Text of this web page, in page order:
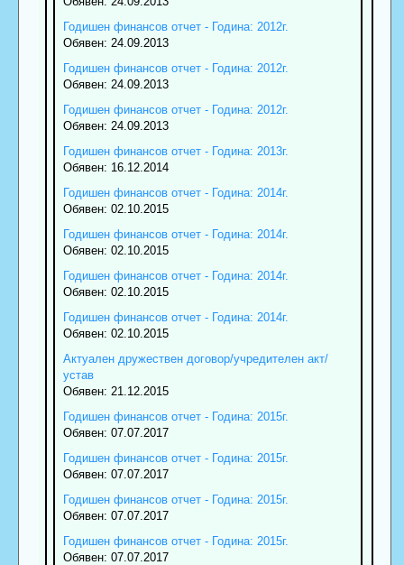
Годишен финансов отчет - Година: 2012г.
Обявен: 24.09.2013
Годишен финансов отчет - Година: 2012г.
Обявен: 24.09.2013
Годишен финансов отчет - Година: 2012г.
Обявен: 24.09.2013
Годишен финансов отчет - Година: 2013г.
Обявен: 16.12.2014
Годишен финансов отчет - Година: 2014г.
Обявен: 02.10.2015
Годишен финансов отчет - Година: 2014г.
Обявен: 02.10.2015
Годишен финансов отчет - Година: 2014г.
Обявен: 02.10.2015
Годишен финансов отчет - Година: 2014г.
Обявен: 02.10.2015
Актуален дружествен договор/учредителен акт/
устав
Обявен: 21.12.2015
Годишен финансов отчет - Година: 2015г.
Обявен: 07.07.2017
Годишен финансов отчет - Година: 2015г.
Обявен: 07.07.2017
Годишен финансов отчет - Година: 2015г.
Обявен: 07.07.2017
Годишен финансов отчет - Година: 2015г.
Обявен: 07.07.2017